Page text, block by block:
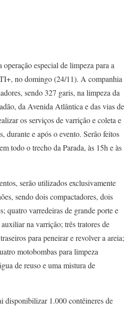
especial de limpeza para a
no domingo (24/11). A companhia
sendo 327 garis, na limpeza da
da Avenida Atlântica e das vias de
os serviços de varrição e coleta e
durante e após o evento. Serão feitos
todo o trecho da Parada, às 15h e às
serão utilizados exclusivamente
sendo dois compactadores, dois
quatro varredeiras de grande porte e
na varrição; três tratores de
para peneirar e revolver a areia;
motobombas para limpeza
de reuso e uma mistura de
disponibilizar 1.000 contêineres de